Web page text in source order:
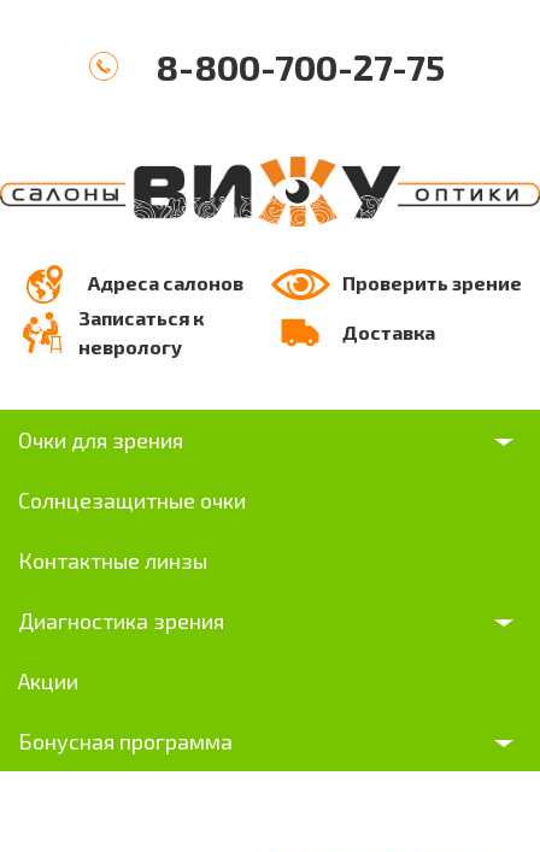
8-800-700-27-75
Адреса салонов
Проверить зрение
Записаться к
неврологу
Доставка
Очки для зрения
Солнцезащитные очки
Контактные линзы
Диагностика зрения
Акции
Бонусная программа